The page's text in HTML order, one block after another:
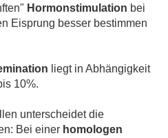
Hormonstimulation bei
Eisprung besser bestimmen
liegt in Abhängigkeit
10%.
unterscheidet die
Bei einer homologen